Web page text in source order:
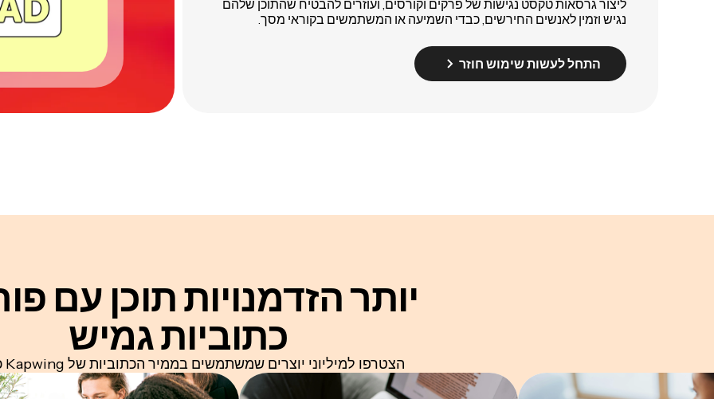
ליצור גרסאות טקסט נגישות של פרקים וקורסים, ועוזרים להבטיח שהתוכן שלהם
נגיש וזמין לאנשים החירשים, כבדי השמיעה או המשתמשים בקוראי מסך.
התחל לעשות שימוש חוזר
יותר הזדמנויות תוכן עם
כתוביות גמיש
הצטרפו למיליוני יוצרים שמשתמשים בממיר הכתוביות של Kapwing כל חודש